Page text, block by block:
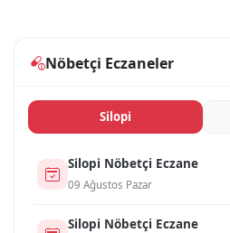
Nöbetçi Eczaneler
Si̇lopi̇
Si̇lopi̇ Nöbetçi Eczane
09 Ağustos Pazar
Si̇lopi̇ Nöbetçi Eczane